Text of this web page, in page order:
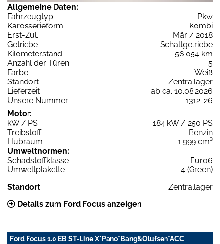
Allgemeine Daten:
Fahrzeugtyp
Pkw
Karosserieform
Kombi
Erst-Zul.
Mär / 2018
Getriebe
Schaltgetriebe
Kilometerstand
56.054 km
Anzahl der Türen
5
Farbe
Weiß
Standort
Zentrallager
Lieferzeit
ab ca. 10.08.2026
Unsere Nummer
1312-26
Motor:
kW / PS
184 kW / 250 PS
Treibstoff
Benzin
Hubraum
1.999 cm³
Umweltnormen:
Schadstoffklasse
Euro6
Umweltplakette
4 (Green)
Standort
Zentrallager
Details zum Ford Focus anzeigen
Ford Focus 1.0 EB ST-Line X*Pano*Bang&Olufsen*ACC